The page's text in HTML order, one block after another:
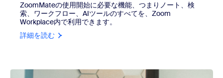
ZoomMateの使用開始に必要な機能、つまりノート、検
索、ワークフロー、AIツールのすべてを、Zoom
Workplace内で利用できます。
詳細を読む